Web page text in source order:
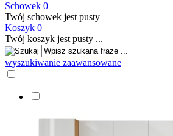
Schowek 0
Twój schowek jest pusty
Koszyk 0
Twój koszyk jest pusty ...
wyszukiwanie zaawansowane